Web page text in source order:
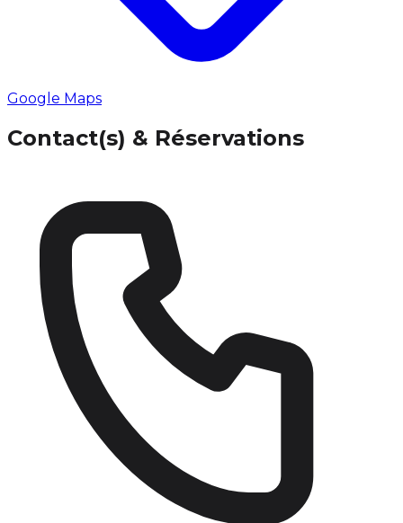
Google Maps
Contact(s) & Réservations